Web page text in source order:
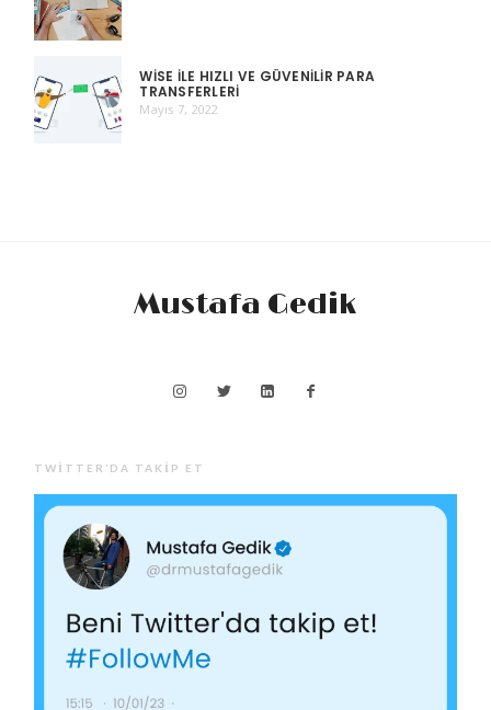
WISE ILE HIZLI VE GÜVENILIR PARA
TRANSFERLERI
Mayıs 7, 2022
Mustafa Gedik
TWITTER’DA TAKIP ET